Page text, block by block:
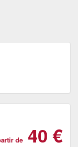
de 40 €